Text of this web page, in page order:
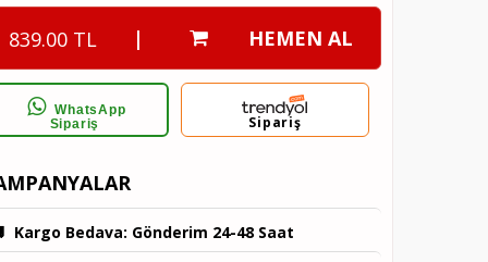
839.00 TL | HEMEN AL
WhatsApp
Sipariş
Sipariş
Kargo Bedava: Gönderim 24-48 Saat